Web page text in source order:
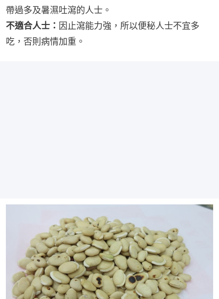
帶過多及暑濕吐瀉的人士。
不適合人士： 因止瀉能力強，所以便秘人士不宜多
吃，否則病情加重。